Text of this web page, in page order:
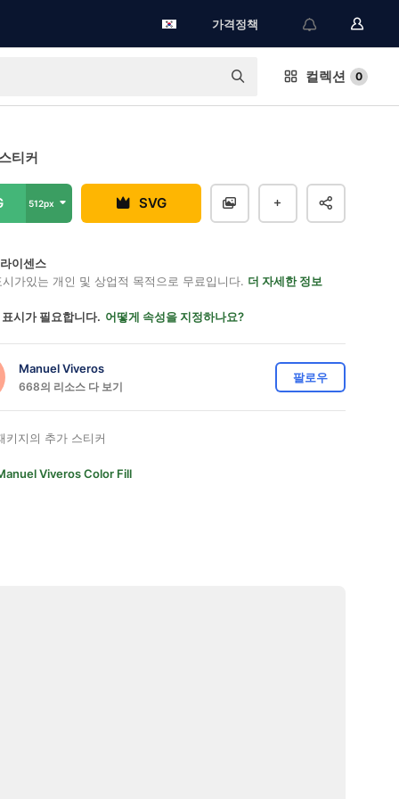
가격정책
컬렉션 0
티커
512px SVG
이센스
가있는 개인 및 상업적 목적으로 무료입니다. 더 자세한 정보
시가 필요합니다. 어떻게 속성을 지정하나요?
Manuel Viveros
668의 리소스 다 보기
팔로우
키지의 추가 스티커
Viveros Color Fill